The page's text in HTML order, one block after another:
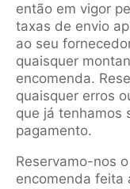
então em vigor
taxas de envio
ao seu
quaisquer
encomenda.
quaisquer erros
que já tenhamos
pagamento.
Reservamo-nos
encomenda feita